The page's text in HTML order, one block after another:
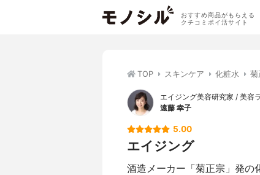
おすすめ商品がもらえる
クチコミポイ活サイト
TOP スキンケア 化粧水 菊
エイジング美容研究家 / 美容
遠藤 幸子
5.00
エイジング
酒造メーカー「菊正宗」発の